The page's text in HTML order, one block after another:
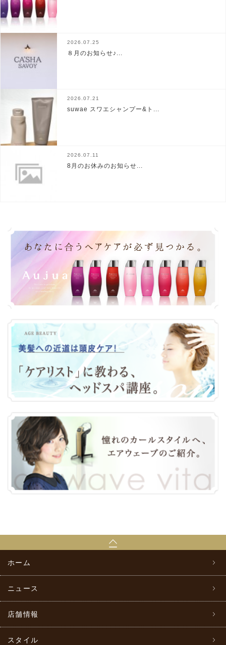
2026.07.25
８月のお知らせ♪...
2026.07.21
suwae スワエシャンプー&ト...
2026.07.11
8月のお休みのお知らせ...
ホーム
ニュース
店舗情報
スタイル